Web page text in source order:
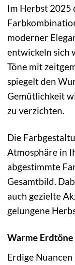
Im Herbst 2025
moderner
entwickeln sich
Töne mit
spiegelt den
Gemütlichkeit
zu verzichten.
Die
Atmosphäre in
abgestimmte
Gesamtbild.
auch gezielte
gelungene
Warme Erdtöne
Erdige